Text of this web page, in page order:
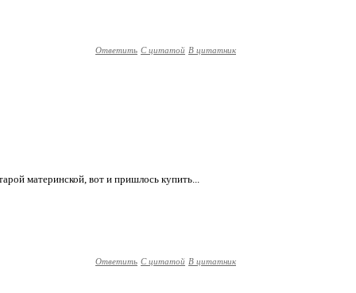
Ответить С цитатой В цитатник
материнской, вот и пришлось купить...
Ответить С цитатой В цитатник